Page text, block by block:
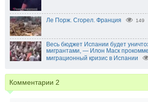
Ле Порж. Сгорел. Франция 149
Весь бюджет Испании будет
мигрантами, — Илон Маск
миграционный кризис в Испании
Комментарии 2